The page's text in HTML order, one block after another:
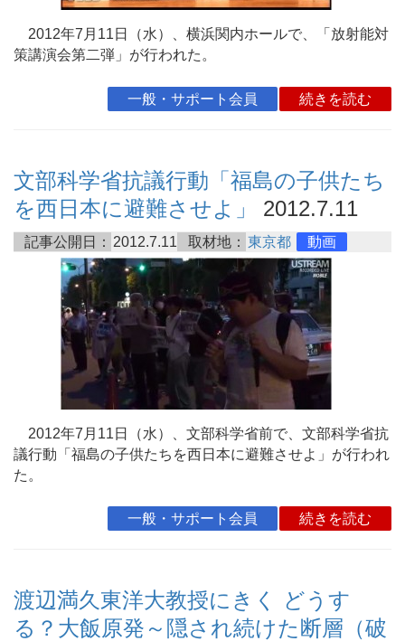
2012年7月11日（水）、横浜関内ホールで、「放射能対
策講演会第二弾」が行われた。
一般・サポート会員 続きを読む
文部科学省抗議行動「福島の子供たち
を西日本に避難させよ」
2012.7.11
記事公開日： 2012.7.11 取材地： 東京都 動画
2012年7月11日（水）、文部科学省前で、文部科学省抗
議行動「福島の子供たちを西日本に避難させよ」が行われ
た。
一般・サポート会員 続きを読む
渡辺満久東洋大教授にきく どうす
る？大飯原発～隠され続けた断層（破